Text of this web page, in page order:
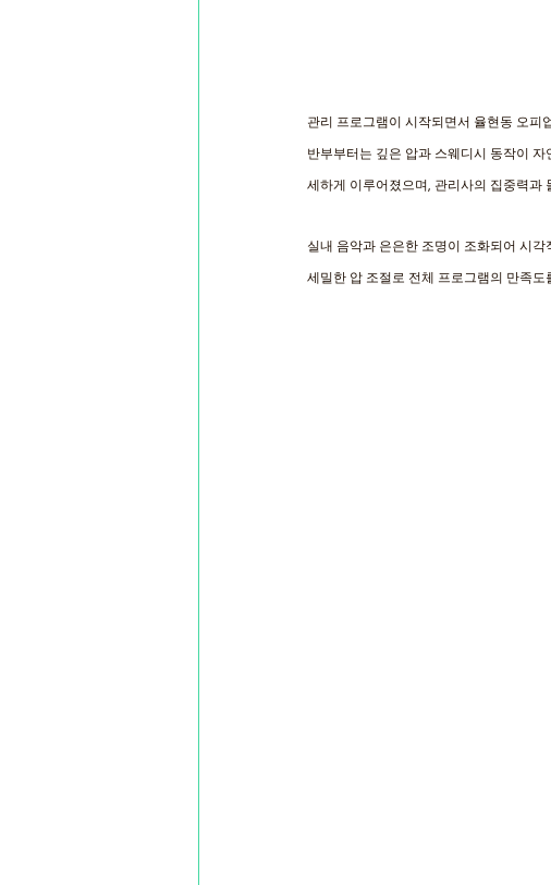
관리 프로그램이 시작되면서 율현동 오피
반부부터는 깊은 압과 스웨디시 동작이
세하게 이루어졌으며, 관리사의 집중력과
실내 음악과 은은한 조명이 조화되어 시
세밀한 압 조절로 전체 프로그램의 만족